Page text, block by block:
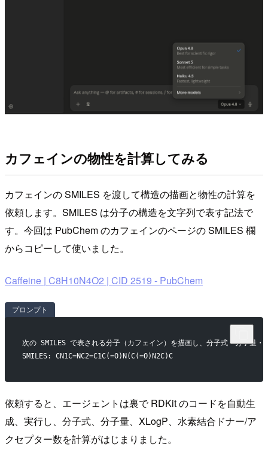
カフェインの物性を計算してみる
カフェインの SMILES を渡して構造の描画と物性の計算を
依頼します。SMILES は分子の構造を文字列で表す記法で
す。今回は PubChem のカフェインのページの SMILES 欄
からコピーして使いました。
Caffeine | C8H10N4O2 | CID 2519 - PubChem
プロンプト
次の SMILES で表される分子（カフェイン）を描画し、分子式・分子量
SMILES: CN1C=NC2=C1C(=O)N(C(=O)N2C)C
依頼すると、エージェントは裏で RDKit のコードを自動生
成、実行し、分子式、分子量、XLogP、水素結合ドナー/ア
クセプター数を計算がはじまりました。